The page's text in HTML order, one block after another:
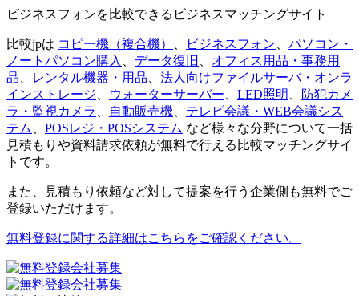
ビジネスフォンを比較できるビジネスマッチングサイト
比較jpは コピー機（複合機） ビジネスフォン
パソコン・
ノートパソコン購入
データ復旧
オフィス用品・事務用
品
レンタル機器・用品
法人向けファイルサーバ・オンラ
インストレージ
ウォーターサーバー LED照明
防犯カメ
ラ・監視カメラ
自動販売機
テレビ会議・WEB会議シス
テム
POSレジ・POSシステム など様々な分野について一括
見積もりや資料請求依頼が無料で行える比較マッチングサイ
トです。
また、見積もり依頼など対して提案を行う企業側も無料でご
登録いただけます。
無料登録に関する詳細はこちらをご確認ください。